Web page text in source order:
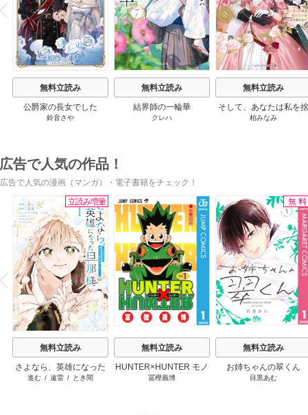
P
r
e
i
u
無料立読み
公爵家の長女でした
鈴音さや
無料立読み
結界師の一輪華
クレハ
無料立読み
そして、あなたは私を捨
てる
柏みなみ
広告で人気の作品！
広告で人気の漫画（マンガ）・電子書籍をチェック！
P
r
e
v
i
o
u
s
立読み増量
無料立読み
さよなら、英雄になった
旦那様 ～ただ祈るだけ
進む / 遠雷 / とき間
無料立読み
HUNTER×HUNTER モノ
クロ版
冨樫義博
無料
無料立読み
お姉ちゃんの翠くん
目黒あむ